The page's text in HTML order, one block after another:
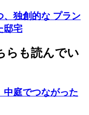
、独創的な プラン
邸宅
らも読んでい
中庭でつながった